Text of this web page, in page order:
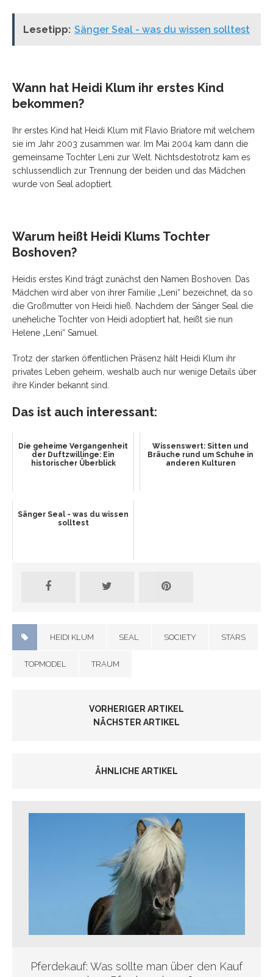
Lesetipp: Sänger Seal - was du wissen solltest
Wann hat Heidi Klum ihr erstes Kind
bekommen?
Ihr erstes Kind hat Heidi Klum mit Flavio Briatore mit welchem
sie im Jahr 2003 zusammen war. Im Mai 2004 kam dann die
gemeinsame Tochter Leni zur Welt. Nichtsdestotrotz kam es
schlussendlich zur Trennung der beiden und das Mädchen
wurde von Seal adoptiert.
Warum heißt Heidi Klums Tochter
Boshoven?
Heidis erstes Kind trägt zunächst den Namen Boshoven. Das
Mädchen wird aber von ihrer Familie „Leni“ bezeichnet, da so
die Großmutter von Heidi hieß. Nachdem der Sänger Seal die
uneheliche Tochter von Heidi adoptiert hat, heißt sie nun
Helene „Leni“ Samuel.
Trotz der starken öffentlichen Präsenz hält Heidi Klum ihr
privates Leben geheim, weshalb auch nur wenige Details über
ihre Kinder bekannt sind.
Das ist auch interessant:
Die geheime Vergangenheit
der Duftzwillinge: Ein
historischer Überblick
Wissenswert: Sitten und
Bräuche rund um Schuhe in
anderen Kulturen
Sänger Seal - was du wissen
solltest
HEIDI KLUM SEAL SOCIETY STARS
TOPMODEL TRAUM
VORHERIGER ARTIKEL
NÄCHSTER ARTIKEL
ÄHNLICHE ARTIKEL
Pferdekauf: Was sollte man über den Kauf